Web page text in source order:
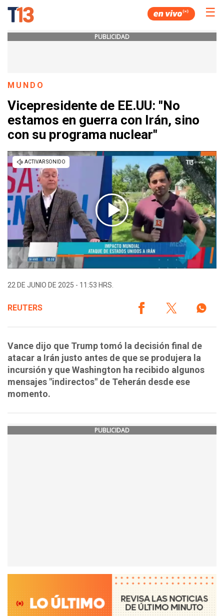
☰
PUBLICIDAD
MUNDO
Vicepresidente de EE.UU: "No
estamos en guerra con Irán, sino
con su programa nuclear"
22 DE JUNIO DE 2025 - 11:53 HRS.
REUTERS
Vance dijo que Trump tomó la decisión final de
atacar a Irán justo antes de que se produjera la
incursión y que Washington ha recibido algunos
mensajes "indirectos" de Teherán desde ese
momento.
PUBLICIDAD